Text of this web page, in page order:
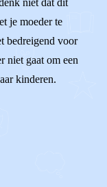
niet dat dit
je moeder te
bedreigend voor
niet gaat om een
kinderen.